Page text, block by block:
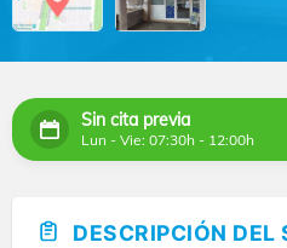
Sin cita previa
Lun - Vie: 07:30h - 12:00h
DESCRIPCIÓN DEL